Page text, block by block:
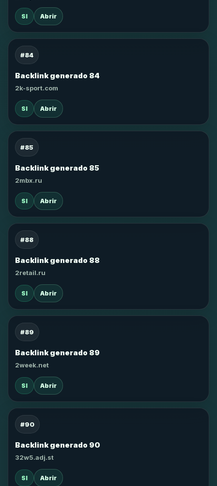
SI Abrir
#84
Backlink generado 84
2k-sport.com
SI Abrir
#85
Backlink generado 85
2mbx.ru
SI Abrir
#88
Backlink generado 88
2retail.ru
SI Abrir
#89
Backlink generado 89
2week.net
SI Abrir
#90
Backlink generado 90
32w5.adj.st
SI Abrir